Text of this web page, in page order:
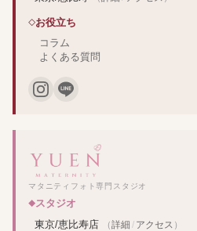
お役立ち
コラム
よくある質問
マタニティフォト専門スタジオ
スタジオ
東京/恵比寿店
（詳細 / アクセス ）